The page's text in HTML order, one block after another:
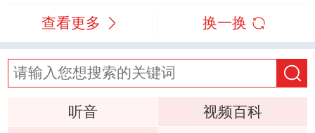
查看更多 换一换
听音
视频百科